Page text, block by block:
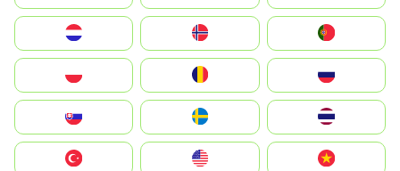
United States